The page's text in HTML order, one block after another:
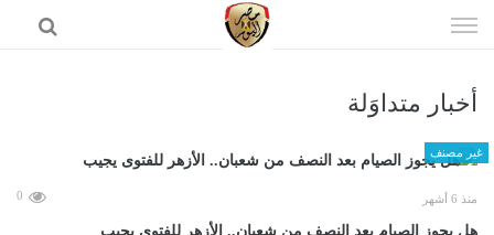
الى
أخبار متداوَلة
غير مصنف
منذ 6 أشهر 0
هل يجوز الصيام بعد النصف من شعبان.. الأزهر للفتوى يجيب